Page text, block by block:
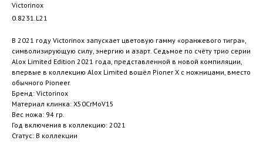
Victorinox
0.8231.L21
В 2021 году Victorinox запускает цветовую гамму «оранжевого тигра»,
символизирующую силу, энергию и азарт. Седьмое по счёту трио серии
Alox Limited Edition 2021 года, представленной в новой компиляции,
впервые в коллекцию Alox Limited вошёл Pioner X с ножницами, вместо
обычного Pioneer.
Бренд: Victorinox
Материал клинка: X50CrMoV15
Вес ножа: 94 гр.
Год включения в коллекцию: 2021
Статус: В коллекции